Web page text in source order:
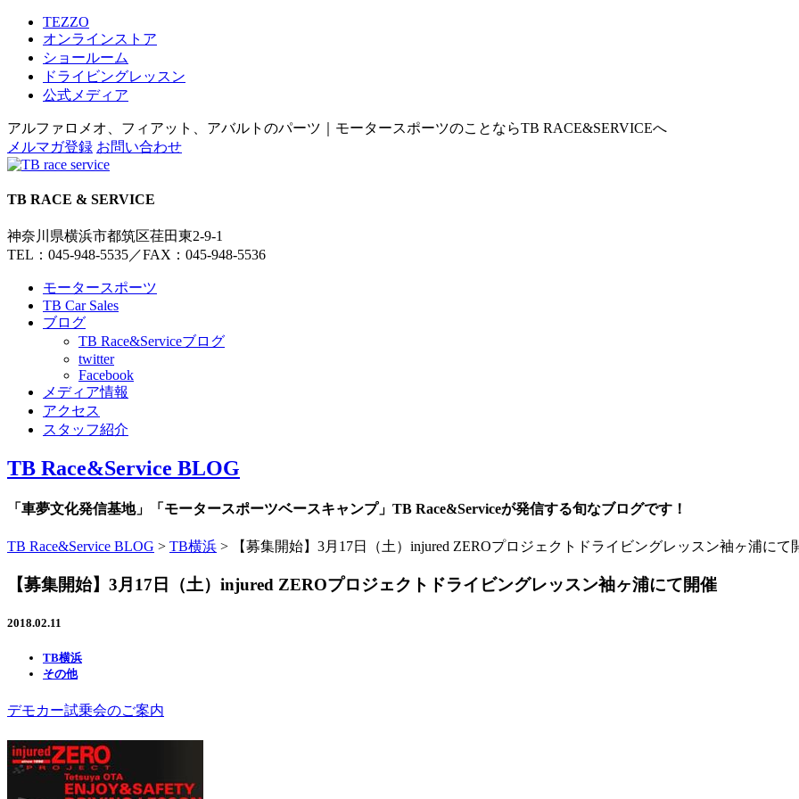
TEZZO
オンラインストア
ショールーム
ドライビングレッスン
公式メディア
アルファロメオ、フィアット、アバルトのパーツ｜モータースポーツのことならTB RACE&SERVICEへ
メルマガ登録 お問い合わせ
TB RACE & SERVICE
神奈川県横浜市都筑区荏田東2-9-1
TEL：045-948-5535／FAX：045-948-5536
モータースポーツ
TB Car Sales
ブログ
TB Race&Serviceブログ
twitter
Facebook
メディア情報
アクセス
スタッフ紹介
TB Race&Service BLOG
「車夢文化発信基地」「モータースポーツベースキャンプ」TB Race&Serviceが発信する旬なブログです！
TB Race&Service BLOG > TB横浜 > 【募集開始】3月17日（土）injured ZEROプロジェクトドライビングレッスン袖ヶ浦にて
【募集開始】3月17日（土）injured ZEROプロジェクトドライビングレッスン袖ヶ浦にて開催
2018.02.11
TB横浜
その他
デモカー試乗会のご案内